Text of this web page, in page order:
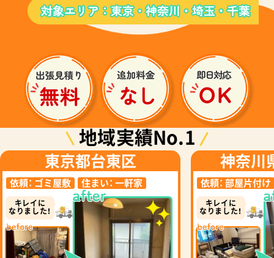
地域実績No.1
東京都台東区
依頼： ゴミ屋敷 住まい： 一軒家
キレイに
なりました！
神奈川
依頼： 部屋片付け
キレイに
なりました！